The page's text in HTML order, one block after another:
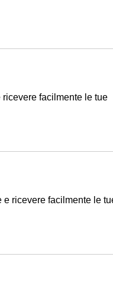
facilmente le tue
ricevere facilmente le